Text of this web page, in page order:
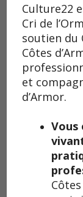
La compagnie
artistes de
arts
Culture22
Cri de
soutien du
Côtes
et
d’Armor.
Vous